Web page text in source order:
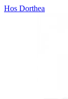
Hos Dorthea